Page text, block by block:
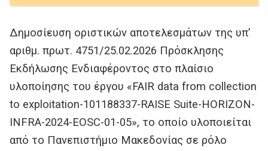
Δημοσίευση οριστικών αποτελεσμάτων της υπ’
αριθμ. πρωτ. 4751/25.02.2026 Πρόσκλησης
Εκδήλωσης Ενδιαφέροντος στο πλαίσιο
υλοποίησης του έργου «FAIR data from collection
to exploitation-101188337-RAISE Suite-HORIZON-
INFRA-2024-EOSC-01-05», το οποίο υλοποιείται
από το Πανεπιστήμιο Μακεδονίας σε ρόλο